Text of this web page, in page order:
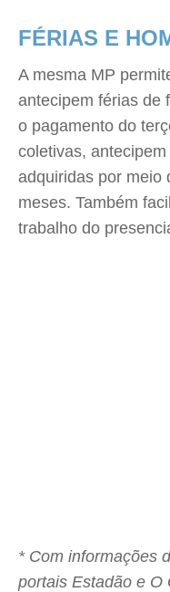
FÉRIAS E
A mesma MP
antecipem férias de
o pagamento do
coletivas,
adquiridas por meio
meses. Também
trabalho do
* Com informações
portais Estadão e O